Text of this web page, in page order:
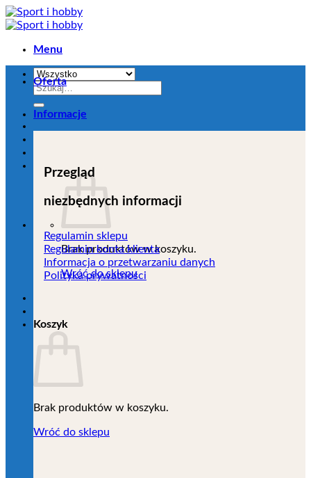
Przejdź
do
Menu
Szukaj:
Brak produktów w koszyku.
Wróć do sklepu
Koszyk
Brak produktów w koszyku.
Wróć do sklepu
Oferta
Informacje
Przegląd
niezbędnych informacji
Regulamin sklepu
Regulamin konta klienta
Informacja o przetwarzaniu danych
Polityka prywatności